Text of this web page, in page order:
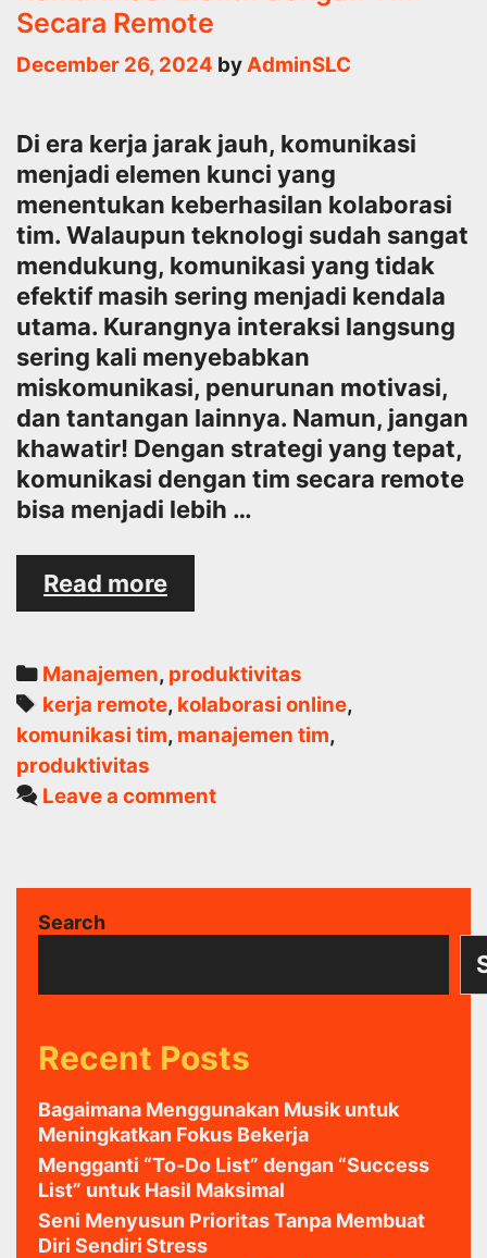
Secara Remote
December 26, 2024 by AdminSLC
Di era kerja jarak jauh, komunikasi
menjadi elemen kunci yang
menentukan keberhasilan kolaborasi
tim. Walaupun teknologi sudah sangat
mendukung, komunikasi yang tidak
efektif masih sering menjadi kendala
utama. Kurangnya interaksi langsung
sering kali menyebabkan
miskomunikasi, penurunan motivasi,
dan tantangan lainnya. Namun, jangan
khawatir! Dengan strategi yang tepat,
komunikasi dengan tim secara remote
bisa menjadi lebih …
Read moreKomunikasi
Efektif
Tim
Secara
Remote
Categories
Manajemen, produktivitas
Tags
kerja remote, kolaborasi online,
komunikasi tim, manajemen tim,
produktivitas
Leave a comment
Search
Recent Posts
Bagaimana Menggunakan Musik untuk
Meningkatkan Fokus Bekerja
Mengganti “To-Do List” dengan “Success
List” untuk Hasil Maksimal
Seni Menyusun Prioritas Tanpa Membuat
Diri Sendiri Stress